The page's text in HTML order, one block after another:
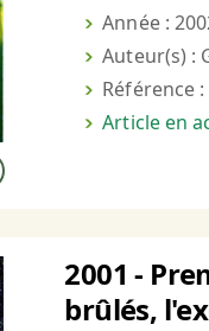
Année :
Auteur(s) :
Référence :
Article en
2001 -
brûlés,